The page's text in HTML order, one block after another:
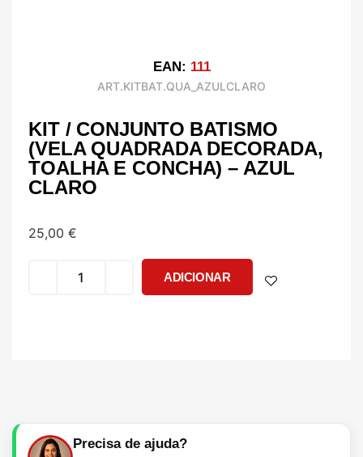
EAN: 111
ART.KITBAT.QUA_AZULCLARO
KIT / CONJUNTO BATISMO
(VELA QUADRADA DECORADA,
TOALHA E CONCHA) – AZUL
CLARO
25,00 €
ADICIONAR
Precisa de ajuda?